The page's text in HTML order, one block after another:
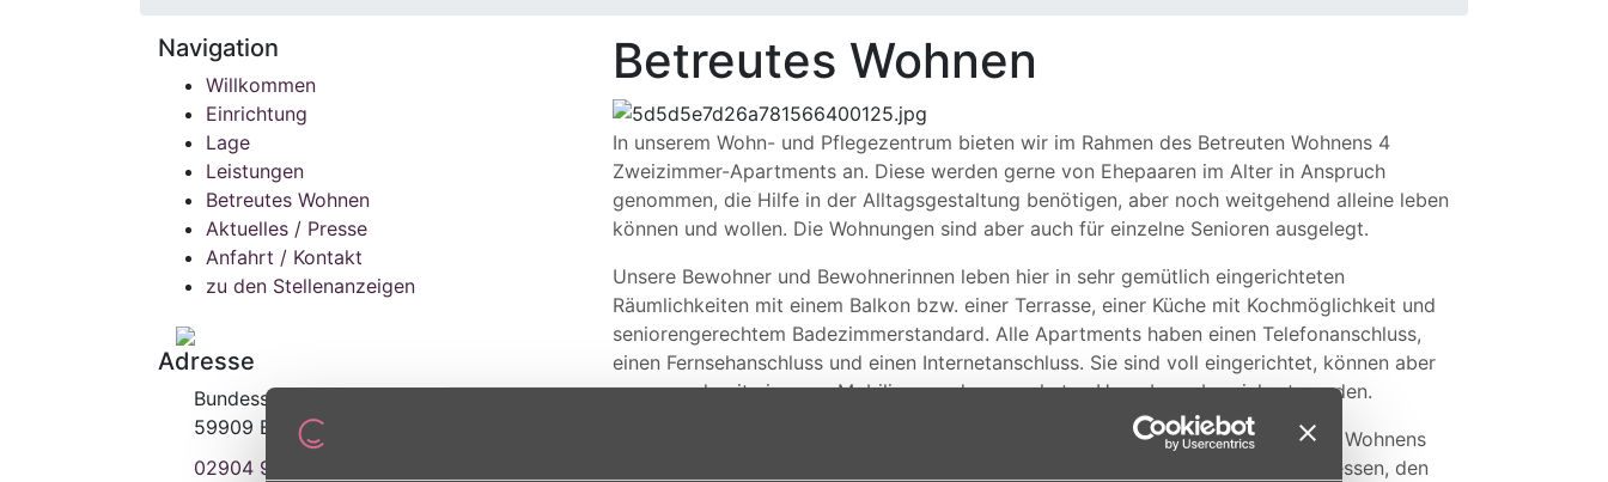
Navigation
Willkommen
Einrichtung
Lage
Leistungen
Betreutes Wohnen
Aktuelles / Presse
Anfahrt / Kontakt
zu den Stellenanzeigen
Adresse
Bundesstr. 30
59909 Bestwig
02904 97470
Betreutes Wohnen
In unserem Wohn- und Pflegezentrum bieten wir im Rahmen des Betreuten Wohnens 4
Zweizimmer-Apartments an. Diese werden gerne von Ehepaaren im Alter in Anspruch
genommen, die Hilfe in der Alltagsgestaltung benötigen, aber noch weitgehend alleine leben
können und wollen. Die Wohnungen sind aber auch für einzelne Senioren ausgelegt.
Unsere Bewohner und Bewohnerinnen leben hier in sehr gemütlich eingerichteten
Räumlichkeiten mit einem Balkon bzw. einer Terrasse, einer Küche mit Kochmöglichkeit und
seniorengerechtem Badezimmerstandard. Alle Apartments haben einen Telefonanschluss,
einen Fernsehanschluss und einen Internetanschluss. Sie sind voll eingerichtet, können aber
gerne noch mit eigenem Mobiliar aus der gewohnten Umgebung bereichert werden.
Je nach Wunsch und Bedarf können die Seniorinnen und Senioren des Betreuten Wohnens
beispielsweise an den Freizeitaktivitäten teilnehmen, im Café Christophorus mitessen, den